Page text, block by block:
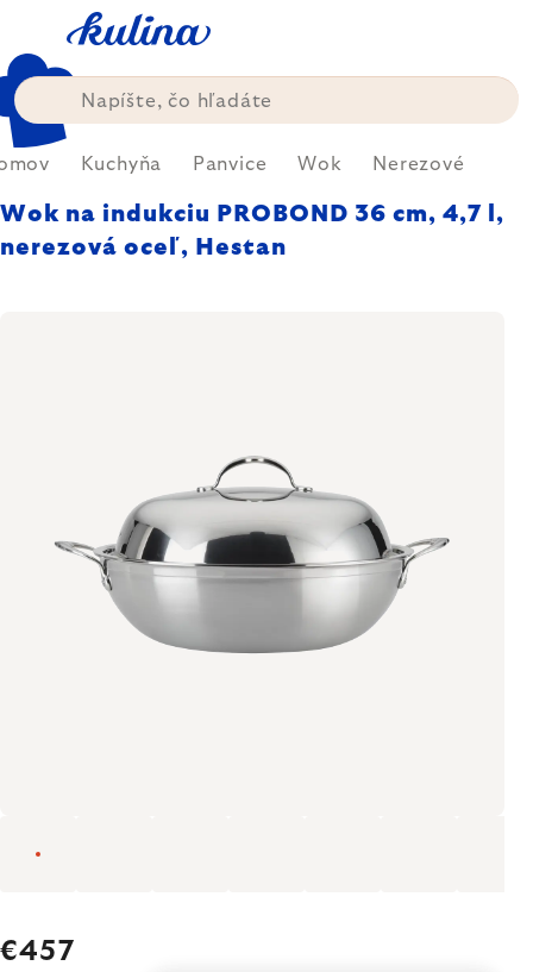
obsah
Kuchyňa Panvice Wok Nerezové
Wok na indukciu PROBOND 36 cm, 4,7 l,
nerezová oceľ, Hestan
€457